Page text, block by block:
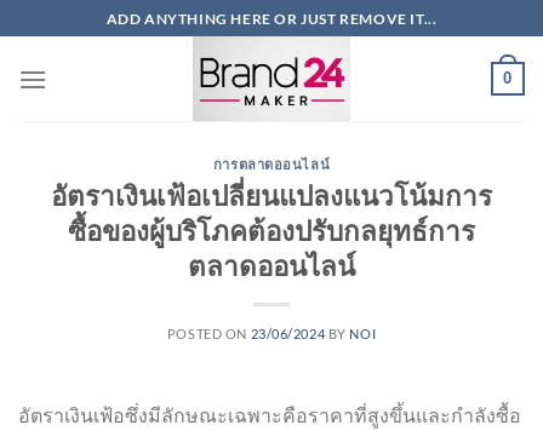
ไป
ADD ANYTHING HERE OR JUST REMOVE IT...
0
การตลาดออนไลน์
อัตราเงินเฟ้อเปลี่ยนแปลงแนวโน้มการ
ซื้อของผู้บริโภคต้องปรับกลยุทธ์การ
ตลาดออนไลน์
POSTED ON 23/06/2024 BY NOI
อัตราเงินเฟ้อซึ่งมีลักษณะเฉพาะคือราคาที่สูงขึ้นและกำลังซื้อ